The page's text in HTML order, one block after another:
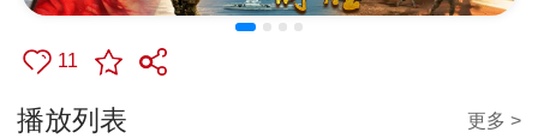
11
播放列表 更多 >